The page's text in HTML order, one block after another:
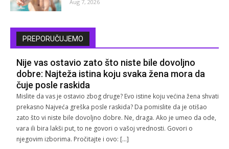
Aug 7, 2026
PREPORUČUJEMO
Nije vas ostavio zato što niste bile dovoljno
dobre: Najteža istina koju svaka žena mora da
čuje posle raskida
Mislite da vas je ostavio zbog druge? Evo istine koju većina žena shvati
prekasno Najveća greška posle raskida? Da pomislite da je otišao
zato što vi niste bile dovoljno dobre. Ne, draga. Ako je umeo da ode,
vara ili bira lakši put, to ne govori o vašoj vrednosti. Govori o
njegovim izborima. Pročitajte i ovo: […]